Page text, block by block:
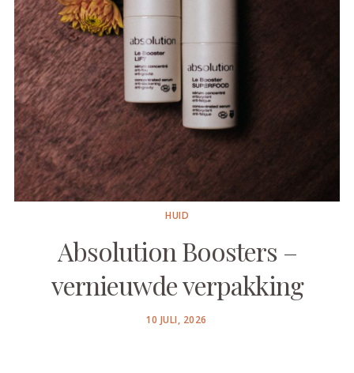
HUID
Absolution Boosters –
vernieuwde verpakking
POSTED
10 JULI, 2026